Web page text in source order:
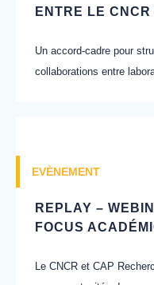
ENTRE LE
Un accord-cadre pour
collaborations entre
EVÈNEMENT
REPLAY –
FOCUS
Le CNCR et CAP